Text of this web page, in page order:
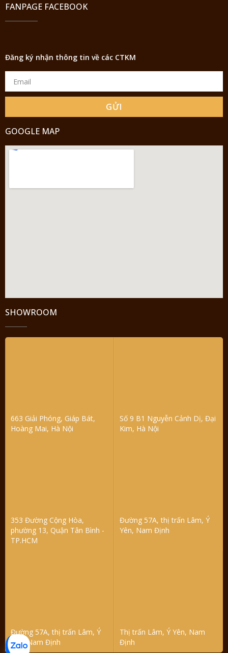
FANPAGE FACEBOOK
Đăng ký nhận thông tin về các CTKM
GỬI
GOOGLE MAP
SHOWROOM
663 Giải Phóng, Giáp Bát,
Hoàng Mai, Hà Nội
Số 9 B1 Nguyễn Cảnh Dị, Đại
Kim, Hà Nội
353 Đường Cộng Hòa,
phường 13, Quận Tân Bình -
TP.HCM
Đường 57A, thị trấn Lâm, Ý
Yên, Nam Định
Đường 57A, thị trấn Lâm, Ý
Yên, Nam Định
Thị trấn Lâm, Ý Yên, Nam
Định